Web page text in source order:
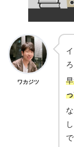
ワカジツ